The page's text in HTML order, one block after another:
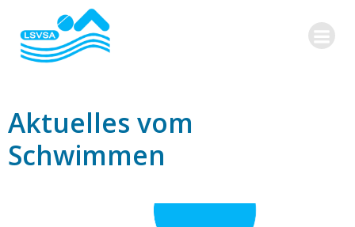
Aktuelles vom
Schwimmen